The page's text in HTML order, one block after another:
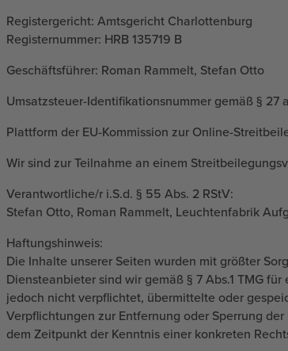
Registergericht: Amtsgericht Charlottenburg
Registernummer: HRB 135719 B
Geschäftsführer: Roman Rammelt, Stefan Otto
Umsatzsteuer-Identifikationsnummer gemäß §
Plattform der EU-Kommission zur Online-
Wir sind zur Teilnahme an einem
Verantwortliche/r i.S.d. § 55 Abs. 2 RStV:
Stefan Otto, Roman Rammelt, Leuchtenfabrik
Haftungshinweis:
Die Inhalte unserer Seiten wurden mit größter
Diensteanbieter sind wir gemäß § 7 Abs.1 TMG
jedoch nicht verpflichtet, übermittelte oder
Verpflichtungen zur Entfernung oder Sperrung
dem Zeitpunkt der Kenntnis einer konkreten